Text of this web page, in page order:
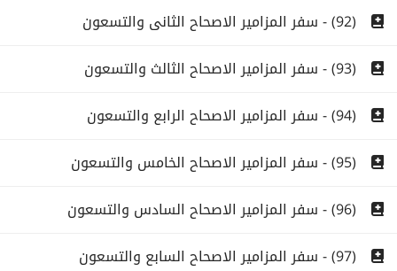
(92) - سفر المزامير الاصحاح الثانى والتسعون
(93) - سفر المزامير الاصحاح الثالث والتسعون
(94) - سفر المزامير الاصحاح الرابع والتسعون
(95) - سفر المزامير الاصحاح الخامس والتسعون
(96) - سفر المزامير الاصحاح السادس والتسعون
(97) - سفر المزامير الاصحاح السابع والتسعون